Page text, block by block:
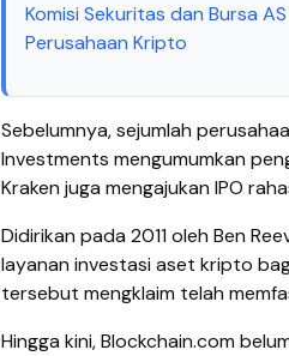
Komisi Sekuritas dan Bursa
Perusahaan Kripto
Sebelumnya, sejumlah
Investments mengumumkan
Kraken juga mengajukan IPO
Didirikan pada 2011 oleh Ben
layanan investasi aset kripto
tersebut mengklaim telah
Hingga kini, Blockchain.com